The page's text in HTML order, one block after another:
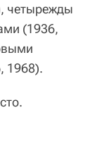
четырежды
(1936,
1968).